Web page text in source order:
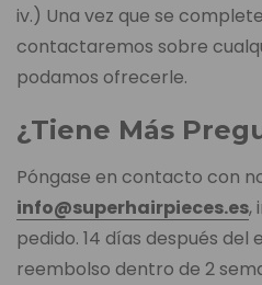
iv.) Una vez que se
contactaremos sobre
podamos ofrecerle.
¿Tiene Más
Póngase en contacto con
info@superhairpieces.es,
pedido. 14 días después
reembolso dentro de 2